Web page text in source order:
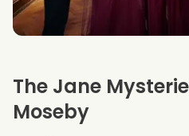
The Jane
Moseby